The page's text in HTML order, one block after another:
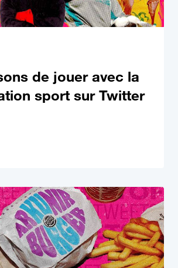
de jouer avec la
sport sur Twitter